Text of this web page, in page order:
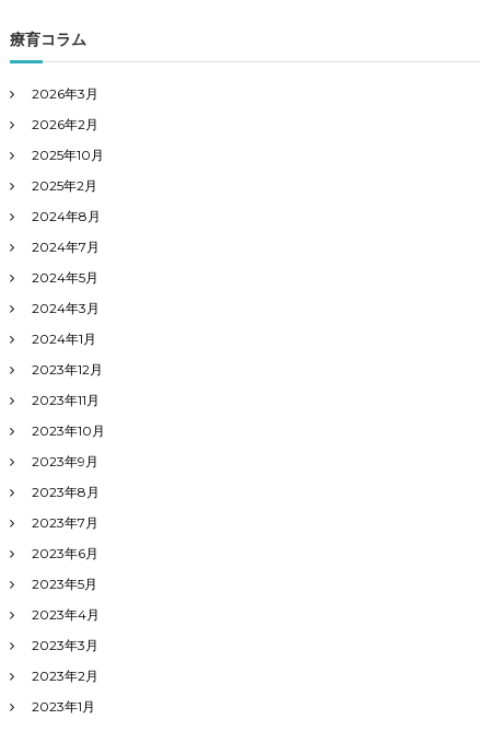
象
:
療育コラム
2026年3月
2026年2月
2025年10月
2025年2月
2024年8月
2024年7月
2024年5月
2024年3月
2024年1月
2023年12月
2023年11月
2023年10月
2023年9月
2023年8月
2023年7月
2023年6月
2023年5月
2023年4月
2023年3月
2023年2月
2023年1月